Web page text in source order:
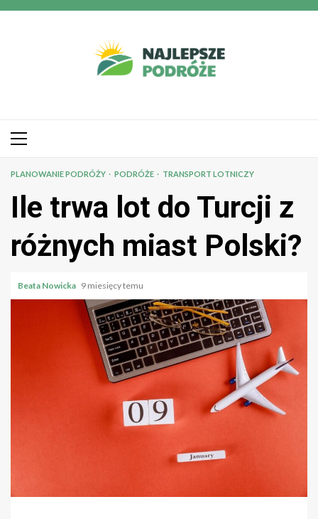
Przejdź
Menu
PLANOWANIE PODRÓŻY PODRÓŻE TRANSPORT LOTNICZY
Ile trwa lot do Turcji z
różnych miast Polski?
Beata Nowicka 9 miesięcy temu